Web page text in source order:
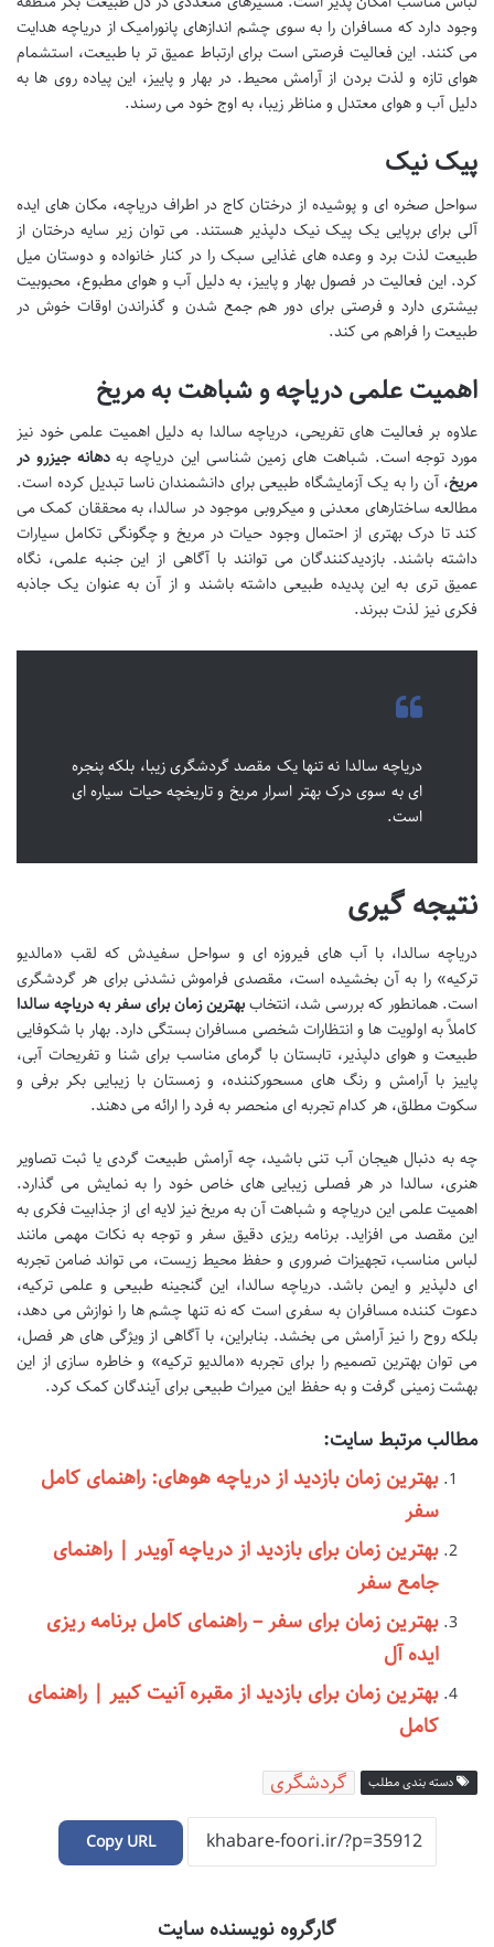
وجود دارد که مسافران را به سوی چشم اندازهای پانورامیک از دریاچه هدایت
می کنند. این فعالیت فرصتی است برای ارتباط عمیق تر با طبیعت، استشمام
هوای تازه و لذت بردن از آرامش محیط. در بهار و پاییز، این پیاده روی ها به
دلیل آب و هوای معتدل و مناظر زیبا، به اوج خود می رسند.
پیک نیک
سواحل صخره ای و پوشیده از درختان کاج در اطراف دریاچه، مکان های ایده
آلی برای برپایی یک پیک نیک دلپذیر هستند. می توان زیر سایه درختان از
طبیعت لذت برد و وعده های غذایی سبک را در کنار خانواده و دوستان میل
کرد. این فعالیت در فصول بهار و پاییز، به دلیل آب و هوای مطبوع، محبوبیت
بیشتری دارد و فرصتی برای دور هم جمع شدن و گذراندن اوقات خوش در
طبیعت را فراهم می کند.
اهمیت علمی دریاچه و شباهت به مریخ
علاوه بر فعالیت های تفریحی، دریاچه سالدا به دلیل اهمیت علمی خود نیز
مورد توجه است. شباهت های زمین شناسی این دریاچه بهدهانه جیزرو در
مریخ، آن را به یک آزمایشگاه طبیعی برای دانشمندان ناسا تبدیل کرده است.
مطالعه ساختارهای معدنی و میکروبی موجود در سالدا، به محققان کمک می
کند تا درک بهتری از احتمال وجود حیات در مریخ و چگونگی تکامل سیارات
داشته باشند. بازدیدکنندگان می توانند با آگاهی از این جنبه علمی، نگاه
عمیق تری به این پدیده طبیعی داشته باشند و از آن به عنوان یک جاذبه
فکری نیز لذت ببرند.
دریاچه سالدا نه تنها یک مقصد گردشگری زیبا، بلکه پنجره
ای به سوی درک بهتر اسرار مریخ و تاریخچه حیات سیاره ای
است.
نتیجه گیری
دریاچه سالدا، با آب های فیروزه ای و سواحل سفیدش که لقب «مالدیو
ترکیه» را به آن بخشیده است، مقصدی فراموش نشدنی برای هر گردشگری
است. همانطور که بررسی شد، انتخاببهترین زمان برای سفر به دریاچه سالدا
کاملاً به اولویت ها و انتظارات شخصی مسافران بستگی دارد. بهار با شکوفایی
طبیعت و هوای دلپذیر، تابستان با گرمای مناسب برای شنا و تفریحات آبی،
پاییز با آرامش و رنگ های مسحورکننده، و زمستان با زیبایی بکر برفی و
سکوت مطلق، هر کدام تجربه ای منحصر به فرد را ارائه می دهند.
چه به دنبال هیجان آب تنی باشید، چه آرامش طبیعت گردی یا ثبت تصاویر
هنری، سالدا در هر فصلی زیبایی های خاص خود را به نمایش می گذارد.
اهمیت علمی این دریاچه و شباهت آن به مریخ نیز لایه ای از جذابیت فکری به
این مقصد می افزاید. برنامه ریزی دقیق سفر و توجه به نکات مهمی مانند
لباس مناسب، تجهیزات ضروری و حفظ محیط زیست، می تواند ضامن تجربه
ای دلپذیر و ایمن باشد. دریاچه سالدا، این گنجینه طبیعی و علمی ترکیه،
دعوت کننده مسافران به سفری است که نه تنها چشم ها را نوازش می دهد،
بلکه روح را نیز آرامش می بخشد. بنابراین، با آگاهی از ویژگی های هر فصل،
می توان بهترین تصمیم را برای تجربه «مالدیو ترکیه» و خاطره سازی از این
بهشت زمینی گرفت و به حفظ این میراث طبیعی برای آیندگان کمک کرد.
مطالب مرتبط سایت:
بهترین زمان بازدید از دریاچه هوهای: راهنمای کامل
سفر
بهترین زمان برای بازدید از دریاچه آویدر | راهنمای
جامع سفر
بهترین زمان برای سفر – راهنمای کامل برنامه ریزی
ایده آل
بهترین زمان برای بازدید از مقبره آنیت کبیر | راهنمای
کامل
دسته بندی مطلب گردشگری
Copy URL
گارگروه نویسنده سایت